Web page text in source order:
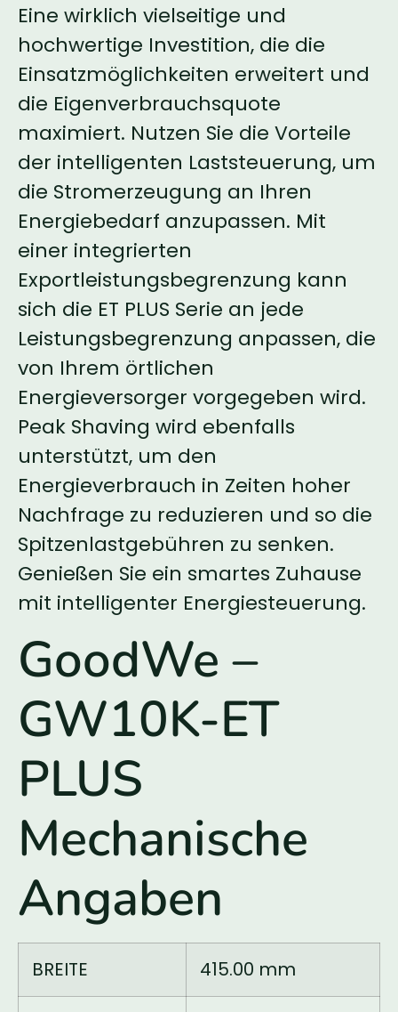
Eine wirklich vielseitige und
hochwertige Investition, die die
Einsatzmöglichkeiten erweitert und
die Eigenverbrauchsquote
maximiert. Nutzen Sie die Vorteile
der intelligenten Laststeuerung, um
die Stromerzeugung an Ihren
Energiebedarf anzupassen. Mit
einer integrierten
Exportleistungsbegrenzung kann
sich die ET PLUS Serie an jede
Leistungsbegrenzung anpassen, die
von Ihrem örtlichen
Energieversorger vorgegeben wird.
Peak Shaving wird ebenfalls
unterstützt, um den
Energieverbrauch in Zeiten hoher
Nachfrage zu reduzieren und so die
Spitzenlastgebühren zu senken.
Genießen Sie ein smartes Zuhause
mit intelligenter Energiesteuerung.
GoodWe –
GW10K-ET
PLUS
Mechanische
Angaben
BREITE 415.00 mm